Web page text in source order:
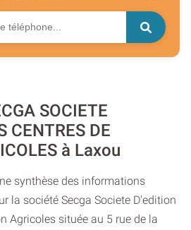
SOCIETE
CENTRES DE
à Laxou
synthèse des informations
la société Secga Societe D'edition
Agricoles située au 5 rue de la